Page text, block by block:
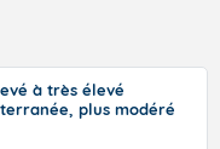
à très élevé
plus modéré